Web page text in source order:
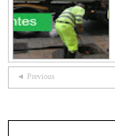
◄ Previous